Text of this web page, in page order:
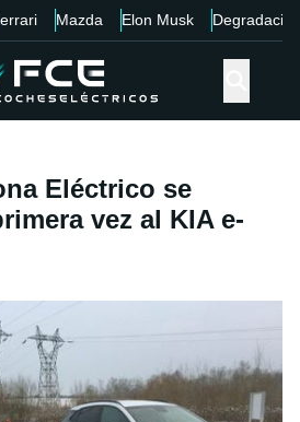
Mazda Elon Musk Degradación
Eléctrico se
vez al KIA e-